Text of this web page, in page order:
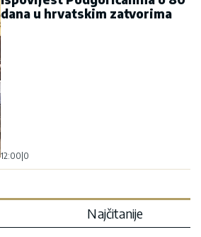
dana u hrvatskim zatvorima
12:00 0
Najčitanije